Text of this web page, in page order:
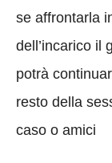
se affrontarla
dell’incarico il
potrà
resto della
caso o amici